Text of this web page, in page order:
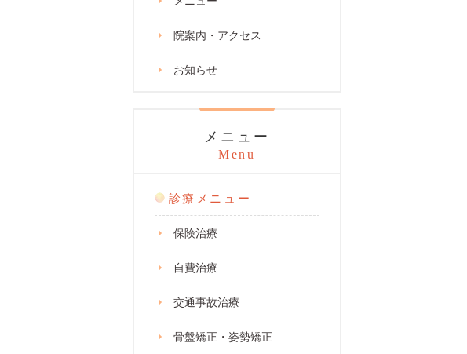
院案内・アクセス
お知らせ
メニュー
Menu
診療メニュー
保険治療
自費治療
交通事故治療
骨盤矯正・姿勢矯正